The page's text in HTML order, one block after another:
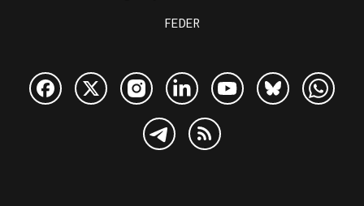
FEDER